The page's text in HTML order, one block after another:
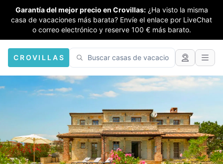
Garantía del mejor precio en Crovillas: ¿Ha visto la misma
casa de vacaciones más barata? Envíe el enlace por LiveChat
o correo electrónico y reserve 100 € más barato.
CROVILLAS